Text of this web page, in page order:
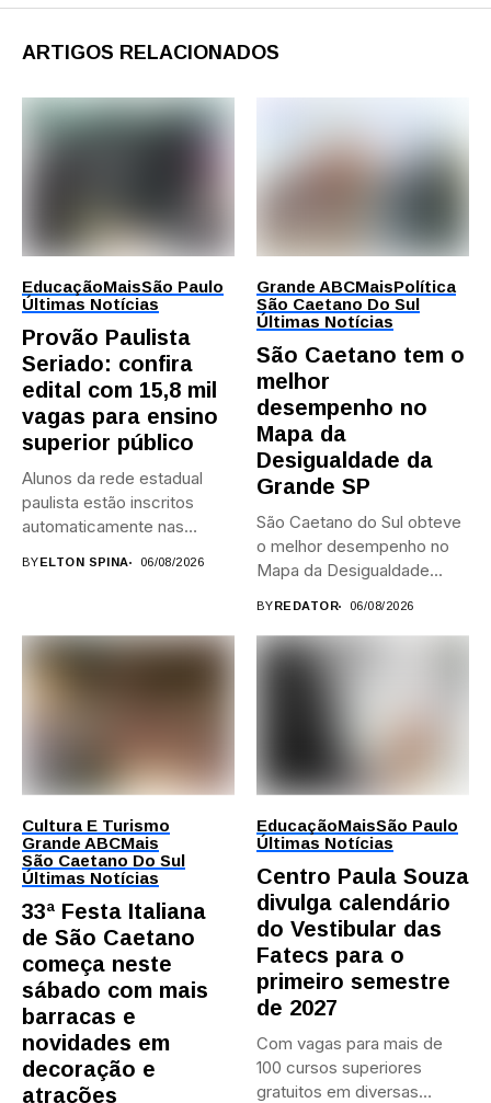
ARTIGOS RELACIONADOS
EducaçãoMaisSão Paulo
Últimas Notícias
Provão Paulista
Seriado: confira
edital com 15,8 mil
vagas para ensino
superior público
Alunos da rede estadual
paulista estão inscritos
automaticamente nas
BY ELTON SPINA 06/08/2026
Grande ABCMaisPolítica
São Caetano Do Sul
Últimas Notícias
São Caetano tem o
melhor
desempenho no
Mapa da
Desigualdade da
Grande SP
São Caetano do Sul obteve
o melhor desempenho no
Mapa da Desigualdade...
BY REDATOR 06/08/2026
Cultura E Turismo
Grande ABCMais
São Caetano Do Sul
Últimas Notícias
33ª Festa Italiana
de São Caetano
começa neste
sábado com mais
barracas e
novidades em
decoração e
atrações
EducaçãoMaisSão Paulo
Últimas Notícias
Centro Paula Souza
divulga calendário
do Vestibular das
Fatecs para o
primeiro semestre
de 2027
Com vagas para mais de
100 cursos superiores
gratuitos em diversas